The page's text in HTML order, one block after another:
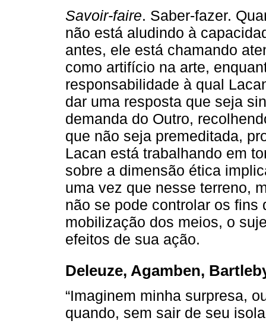
Savoir-faire. Saber-fazer.
não está aludindo à
antes, ele está chamando
como artifício na arte,
responsabilidade à qual
dar uma resposta que seja
demanda do Outro,
que não seja premeditada,
Lacan está trabalhando em
sobre a dimensão ética
uma vez que nesse terreno,
não se pode controlar os fins
mobilização dos meios, o
efeitos de sua ação.
Deleuze, Agamben,
“Imaginem minha surpresa,
quando, sem sair de seu